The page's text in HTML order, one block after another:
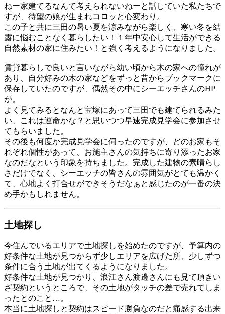
ねー家建てるなんて考えられないねーと話していた私たちで
すが、待望の娘が生まれコロッと心変わり。
この子と共に三田の暑い夏を涼みながら楽しく、寒い冬を結
露に悩むことなく暮らしたい！１年中安心して生活ができる
自然素材の家に住みたい！と強く考えるようになりました。
賃貸暮らしで良いと言いながら幼い頃から木の家への憧れが
あり、自分好みの木の家などをずっと昔からブックマークに
保存していたのですが、偶然その中にシーエッチさんのHP
が。
よく見てみるとなんと宝塚にあって三田でも建てられるみた
い、これは運命かな？と思いつつ早速完成見学会に参加させ
てもらいました。
その後も何度か完成見学会に伺ったのですが、どのお家もそ
れぞれ個性があって、お施主さんの気持ちに寄り添ったお家
なのだなという印象を持ちました。完成した建物の素晴らし
さだけでなく、シーエッチの皆さんの雰囲気がとても温かく
て、心地よく打合せができそうだなぁと感じたのが一番の決
め手かもしれません。
土地探し
今住んでいるエリアで土地探しを始めたのですが、予算内の
好条件な土地が見つからず少しエリアを広げた所、少しずつ
条件に合う土地が出てくるようになりました。
好条件な土地が見つかり、浪江さん渡邊さんにも見て頂きい
ざ契約というところで、その土地がタッチの差で売れてしま
ったとのこと…。
本当に土地探しと契約はスピード勝負なのだと痛感する出来